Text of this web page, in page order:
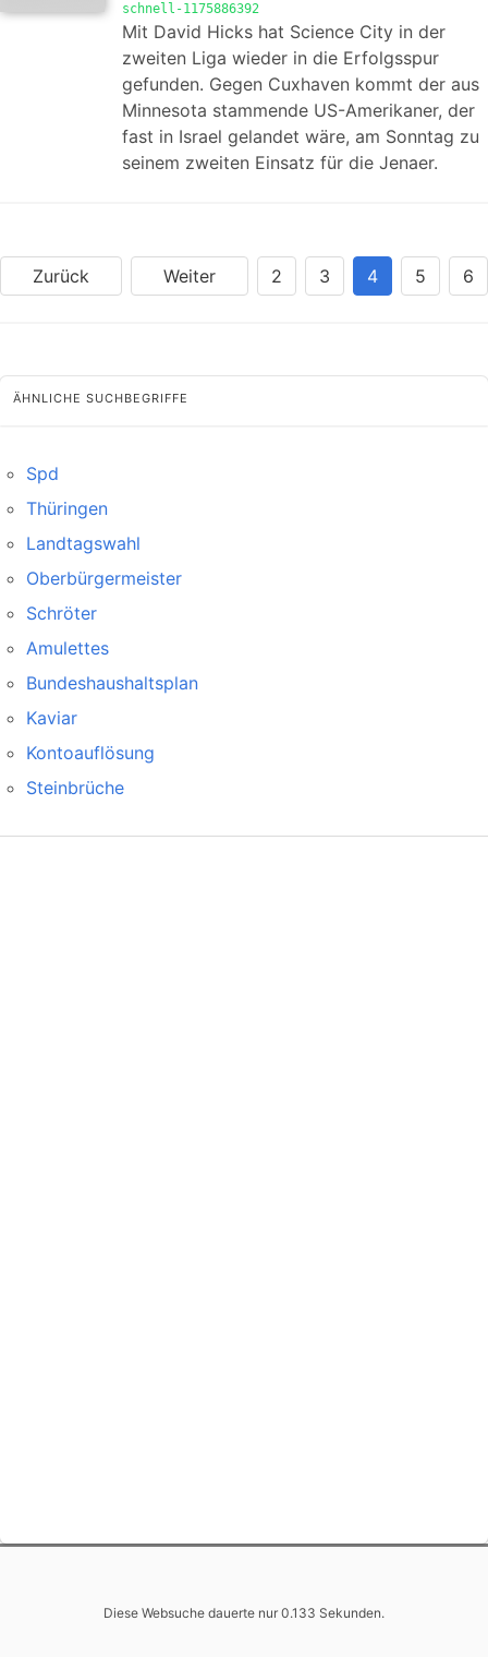
schnell-1175886392
Mit David Hicks hat Science City in der
zweiten Liga wieder in die Erfolgsspur
gefunden. Gegen Cuxhaven kommt der aus
Minnesota stammende US-Amerikaner, der
fast in Israel gelandet wäre, am Sonntag zu
seinem zweiten Einsatz für die Jenaer.
Zurück Weiter 2 3 4 5 6
ÄHNLICHE SUCHBEGRIFFE
Spd
Thüringen
Landtagswahl
Oberbürgermeister
Schröter
Amulettes
Bundeshaushaltsplan
Kaviar
Kontoauflösung
Steinbrüche
Diese Websuche dauerte nur 0.133 Sekunden.